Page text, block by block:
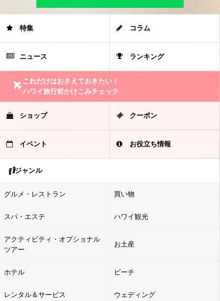
特集 コラム
ニュース ランキング
これだけはおさえておきたい！
ハワイ旅行前かけこみチェック
ショップ クーポン
イベント お役立ち情報
ジャンル
グルメ・レストラン 買い物
スパ・エステ ハワイ観光
アクティビティ・オプショナル
ツアー
お土産
ホテル ビーチ
レンタル＆サービス ウェディング